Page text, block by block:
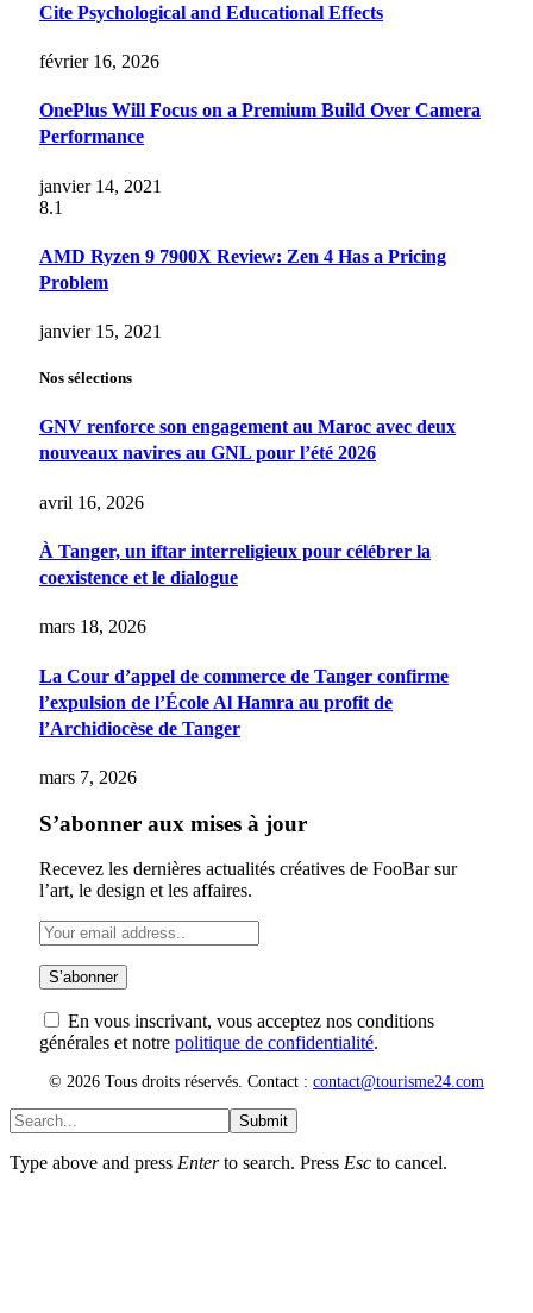
Cite Psychological and Educational Effects
février 16, 2026
OnePlus Will Focus on a Premium Build Over Camera
Performance
janvier 14, 2021
8.1
AMD Ryzen 9 7900X Review: Zen 4 Has a Pricing
Problem
janvier 15, 2021
Nos sélections
GNV renforce son engagement au Maroc avec deux
nouveaux navires au GNL pour l’été 2026
avril 16, 2026
À Tanger, un iftar interreligieux pour célébrer la
coexistence et le dialogue
mars 18, 2026
La Cour d’appel de commerce de Tanger confirme
l’expulsion de l’École Al Hamra au profit de
l’Archidiocèse de Tanger
mars 7, 2026
S’abonner aux mises à jour
Recevez les dernières actualités créatives de FooBar sur
l’art, le design et les affaires.
En vous inscrivant, vous acceptez nos conditions
générales et notre politique de confidentialité.
© 2026 Tous droits réservés. Contact : contact@tourisme24.com
Submit
Type above and press Enterto search. Press Esc to cancel.